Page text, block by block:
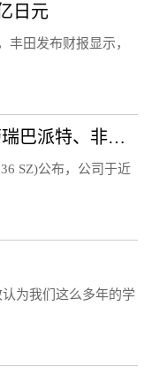
日元
丰田发布财报显示，
同和药业(300636.SZ)：原料药瑞巴派特、非布司他通过药品GMP符合性检查
SZ)公布，公司于近
为我们这么多年的学